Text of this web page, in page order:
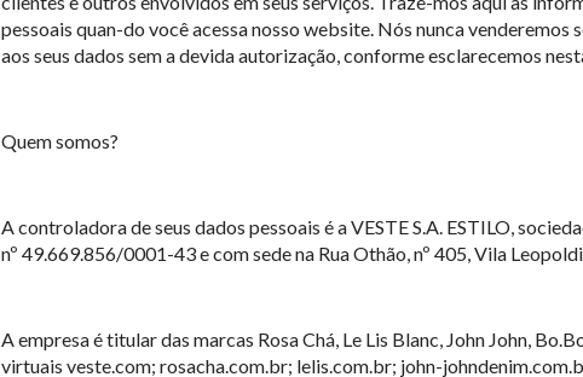
pessoais quan-do você acessa nosso website. Nós nunca venderemos
aos seus dados sem a devida autorização, conforme esclarecemos
Quem somos?
A controladora de seus dados pessoais é a VESTE S.A. ESTILO,
nº 49.669.856/0001-43 e com sede na Rua Othão, nº 405, Vila
A empresa é titular das marcas Rosa Chá, Le Lis Blanc, John John,
virtuais veste.com; rosacha.com.br; lelis.com.br; john-